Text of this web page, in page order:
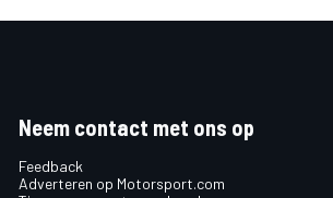
Neem contact met ons op
Feedback
Adverteren op Motorsport.com